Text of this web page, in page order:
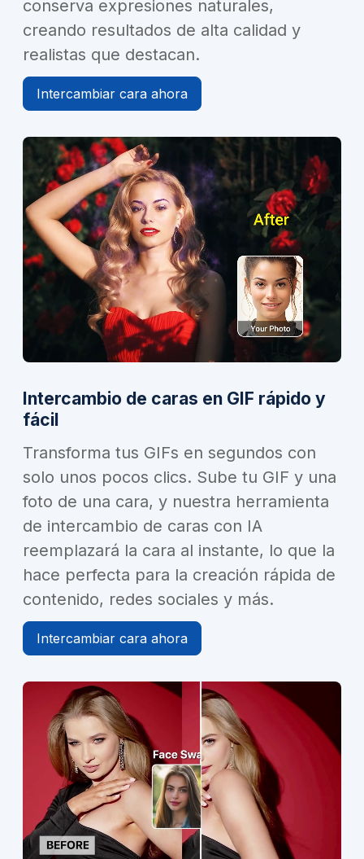
conserva expresiones naturales,
creando resultados de alta calidad y
realistas que destacan.
Intercambiar cara ahora
Intercambio de caras en GIF rápido y
fácil
Transforma tus GIFs en segundos con
solo unos pocos clics. Sube tu GIF y una
foto de una cara, y nuestra herramienta
de intercambio de caras con IA
reemplazará la cara al instante, lo que la
hace perfecta para la creación rápida de
contenido, redes sociales y más.
Intercambiar cara ahora